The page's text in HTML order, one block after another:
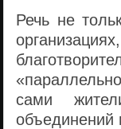
Речь не
сами
объединений